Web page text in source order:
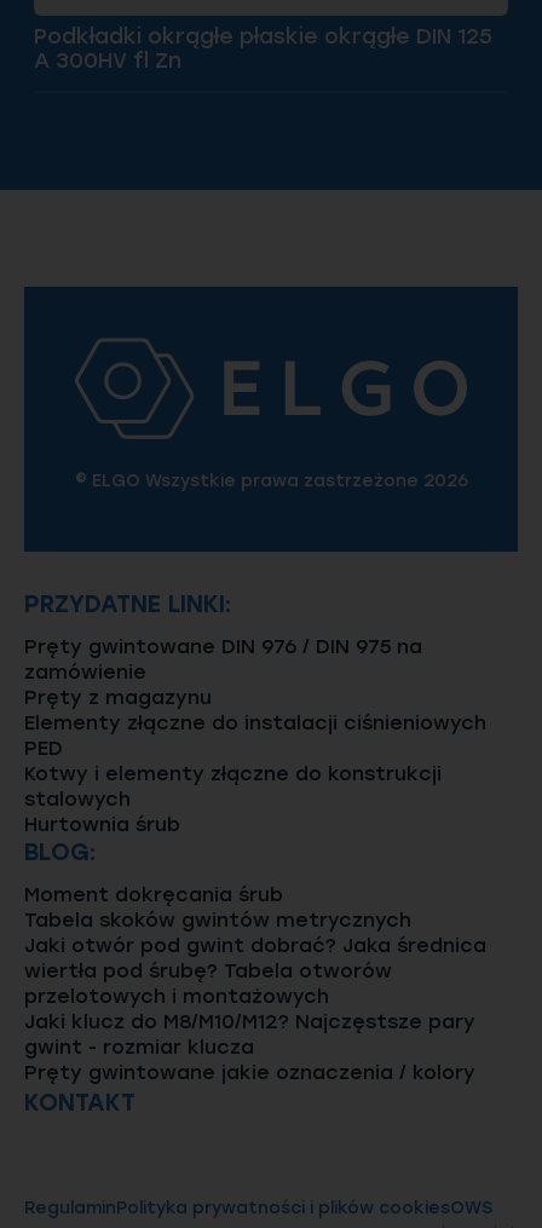
Podkładki okrągłe płaskie okrągłe DIN 125
A 300HV fl Zn
© ELGO Wszystkie prawa zastrzeżone 2026
PRZYDATNE LINKI:
Pręty gwintowane DIN 976 / DIN 975 na
zamówienie
Pręty z magazynu
Elementy złączne do instalacji ciśnieniowych
PED
Kotwy i elementy złączne do konstrukcji
stalowych
Hurtownia śrub
BLOG:
Moment dokręcania śrub
Tabela skoków gwintów metrycznych
Jaki otwór pod gwint dobrać? Jaka średnica
wiertła pod śrubę? Tabela otworów
przelotowych i montażowych
Jaki klucz do M8/M10/M12? Najczęstsze pary
gwint - rozmiar klucza
Pręty gwintowane jakie oznaczenia / kolory
KONTAKT
RegulaminPolityka prywatności i plików cookiesOWS